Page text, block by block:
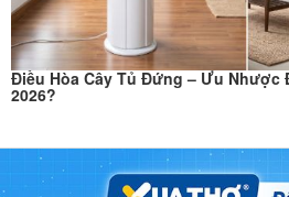
Điều Hòa Cây Tủ Đứng – Ưu Nhược
2026?